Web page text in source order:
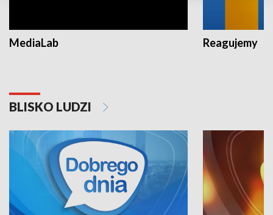
MediaLab Reagujemy
BLISKO LUDZI